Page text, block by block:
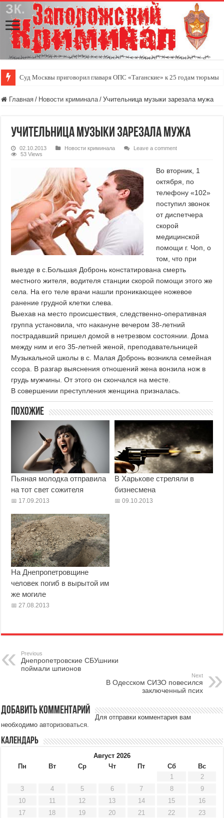
Суд Москвы приговорил главаря ОПС «Таганские» к 25 годам тюрьмы
Главная / Новости криминала / Учительница музыки зарезала мужа
Учительница музыки зарезала мужа
02.10.2013 Новости криминала
Leave a comment
53 Views
Во вторник, 1
октября, по
телефону «102»
поступил звонок
от диспетчера
скорой
медицинской
помощи г. Чоп, о
том, что при
выезде в с.Большая Добронь констатирована смерть
местного жителя, водителя станции скорой помощи этого же
села. На его теле врачи нашли проникающее ножевое
ранение грудной клетки слева.
Выехав на место происшествия, следственно-оперативная
группа установила, что накануне вечером 38-летний
пострадавший пришел домой в нетрезвом состоянии. Дома
между ним и его 35-летней женой, преподавательницей
Музыкальной школы в с. Малая Добронь возникла семейная
ссора. В разгар выяснения отношений жена вонзила нож в
грудь мужчины. От этого он скончался на месте.
В совершении преступления женщина призналась.
Похожие
Пьяная молодка отправила
на тот свет сожителя
17.09.2013
В Харькове стреляли в
бизнесмена
09.10.2013
На Днепропетровщине
человек погиб в вырытой им
же могиле
27.08.2013
Previous
Днепропетровские СБУшники
поймали шпионов
Next
В Одесском СИЗО повесился
заключенный псих
Добавить комментарий
Для отправки комментария вам
необходимоавторизоваться.
Календарь
Август 2026
Пн
Вт Ср Чт Пт Сб
Вс
1
2
3
4 5 6 7 8
9
10
11 12 13 14 15
16
17
18 19 20 21 22
23